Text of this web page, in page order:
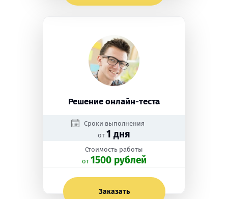
Решение онлайн-теста
Сроки выполнения
от 1 дня
Стоимость работы
oт 1500 рублей
Заказать